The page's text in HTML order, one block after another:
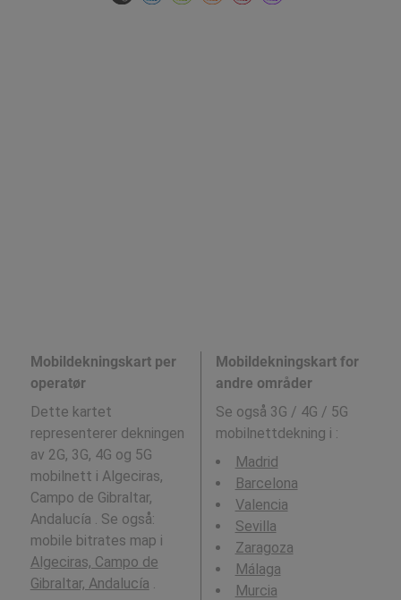
Mobildekningskart per
operatør
Dette kartet
representerer dekningen
av 2G, 3G, 4G og 5G
mobilnett i Algeciras,
Campo de Gibraltar,
Andalucía . Se også:
mobile bitrates map i
Algeciras, Campo de
Gibraltar, Andalucía
Mobildekningskart for
andre områder
Se også 3G / 4G / 5G
mobilnettdekning i :
Madrid
Barcelona
Valencia
Sevilla
Zaragoza
Málaga
Murcia